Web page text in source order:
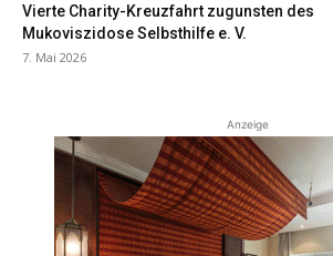
Vierte Charity-Kreuzfahrt zugunsten des
Mukoviszidose Selbsthilfe e. V.
7. Mai 2026
Anzeige